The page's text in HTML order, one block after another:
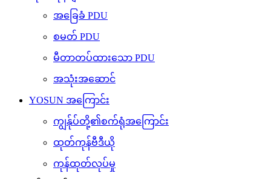
အခြေခံ PDU
စမတ် PDU
မီတာတပ်ထားသော PDU
အသုံးအဆောင်
YOSUN အကြောင်း
ကျွန်ုပ်တို့၏စက်ရုံအကြောင်း
ထုတ်ကုန်ဗီဒီယို
ကုန်ထုတ်လုပ်မှု